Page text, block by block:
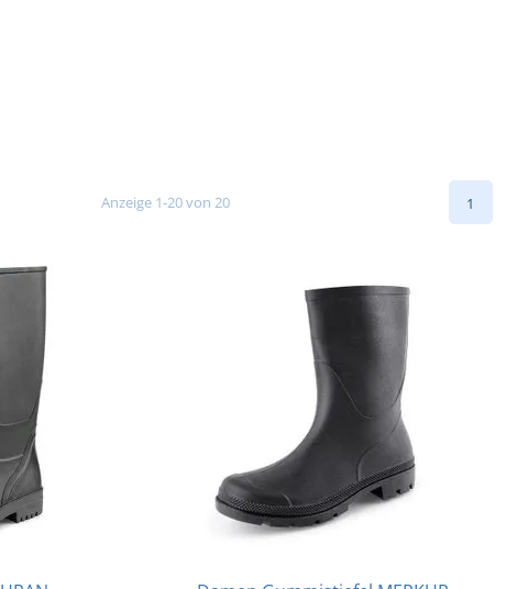
Anzeige 1-20 von 20 1